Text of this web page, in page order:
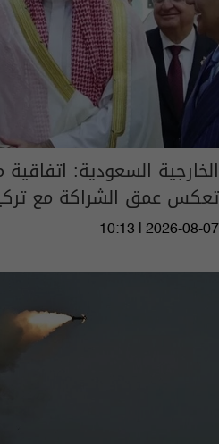
الخارجية السعودية:
تعكس عمق الشراكة مع
10:13 | 2026-08-07